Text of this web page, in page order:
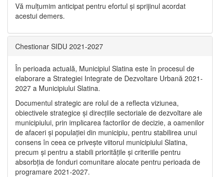
Vă mulţumim anticipat pentru efortul şi sprijinul acordat
acestui demers.
Chestionar SIDU 2021-2027
În perioada actuală, Municipiul Slatina este în procesul de
elaborare a Strategiei Integrate de Dezvoltare Urbană 2021‐
2027 a Municipiului Slatina.
Documentul strategic are rolul de a reflecta viziunea,
obiectivele strategice și direcțiile sectoriale de dezvoltare ale
municipiului, prin implicarea factorilor de decizie, a oamenilor
de afaceri și populației din municipiu, pentru stabilirea unui
consens în ceea ce privește viitorul municipiului Slatina,
precum și pentru a stabili prioritățile și criteriile pentru
absorbția de fonduri comunitare alocate pentru perioada de
programare 2021-2027.